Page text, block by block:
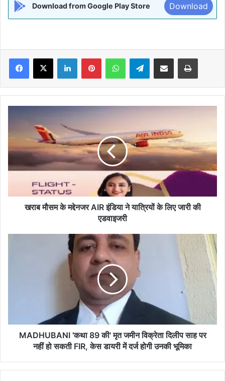
Download from Google Play Store Download
Facebook
X LinkedInPinterestWhatsAppTelegramShare via Email Print
AIR
ने
के
खराब मौसम के मद्देनजर AIR इंडिया ने यात्रियों के लिए जारी की
एडवाइजरी
साह
MADHUBANI 'कथा 89 की' मृत जमीन विक्रेता दिलीप साह पर
नहीं हो सकती FIR, केस डायरी में दर्ज होगी उनकी भूमिका